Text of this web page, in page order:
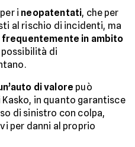
i neopatentati, che per
al rischio di incidenti, ma
frequentemente in ambito
di
di valore può
in quanto garantisce
di sinistro con colpa,
per danni al proprio